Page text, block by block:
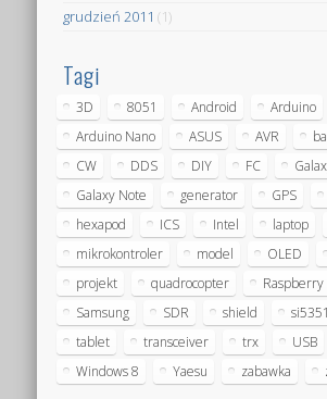
grudzień 2011 (1)
Tagi
3D 8051 Android
Arduino
Arduino Nano
ASUS AVR
CW
DDS DIY FC
Galaxy Note
generator GPS
hexapod
ICS Intel laptop
mikrokontroler
model OLED
projekt
quadrocopter Raspberry
Samsung
SDR shield
tablet
transceiver trx USB
Windows 8
Yaesu zabawka